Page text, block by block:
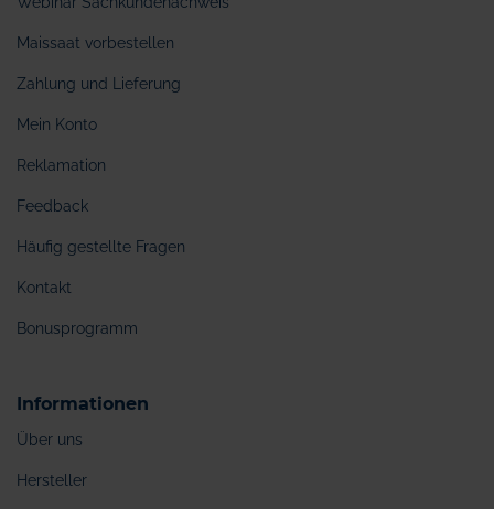
Maissaat vorbestellen
Zahlung und Lieferung
Mein Konto
Reklamation
Feedback
Häufig gestellte Fragen
Kontakt
Bonusprogramm
Informationen
Über uns
Hersteller